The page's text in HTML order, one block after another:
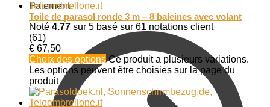
Paiement
Toile de parasol ronde 3 m – 8 baleines avec volant
Noté 4.77 sur 5 basé sur 61 notations client
(61)
€ 67,50
Choix des options Ce produit a plusieurs variations.
Les options peuvent être choisies sur la page du
produit